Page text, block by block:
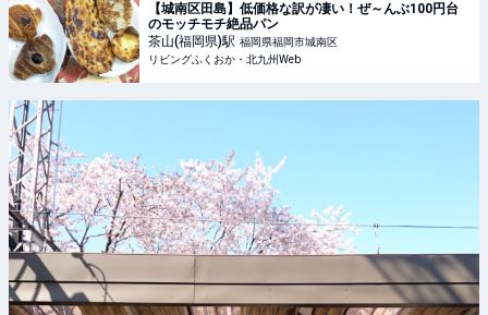
【城南区田島】低価格な訳が凄い！ぜ～んぶ100円台
のモッチモチ絶品パン
茶山(福岡県)駅 福岡県福岡市城南区
リビングふくおか・北九州Web